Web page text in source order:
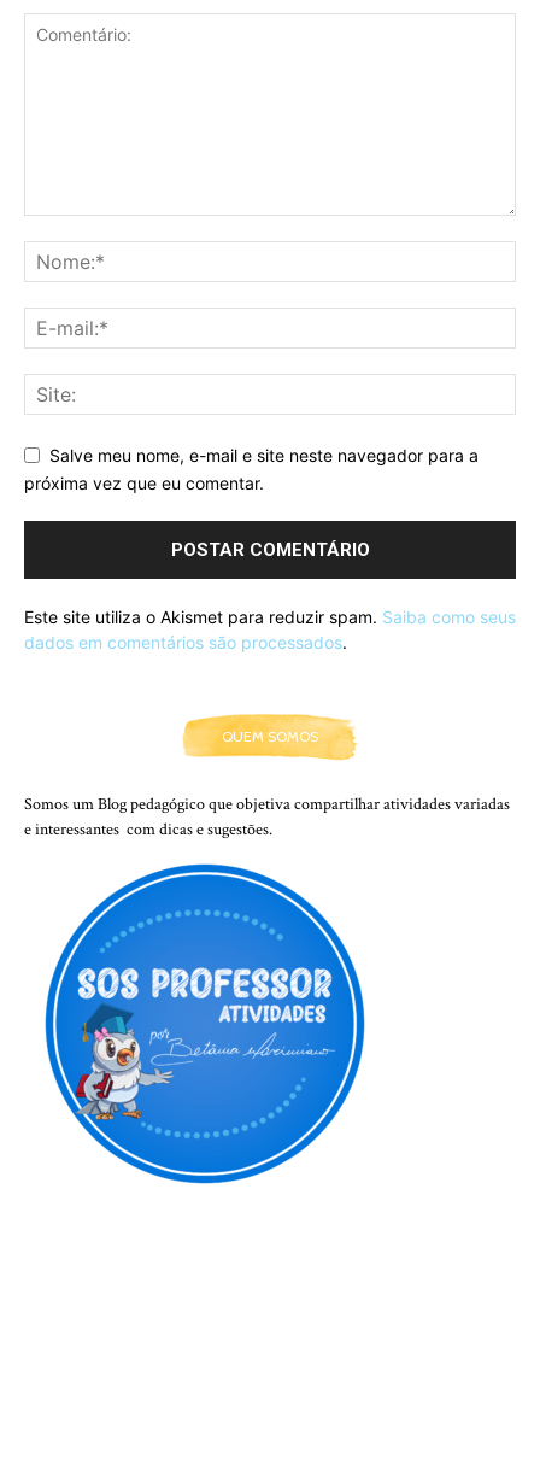
Salve meu nome, e-mail e site neste navegador para a
próxima vez que eu comentar.
Este site utiliza o Akismet para reduzir spam. Saiba como seus
dados em comentários são processados.
QUEM SOMOS
Somos um Blog pedagógico que objetiva compartilhar atividades variadas
e interessantes com dicas e sugestões.